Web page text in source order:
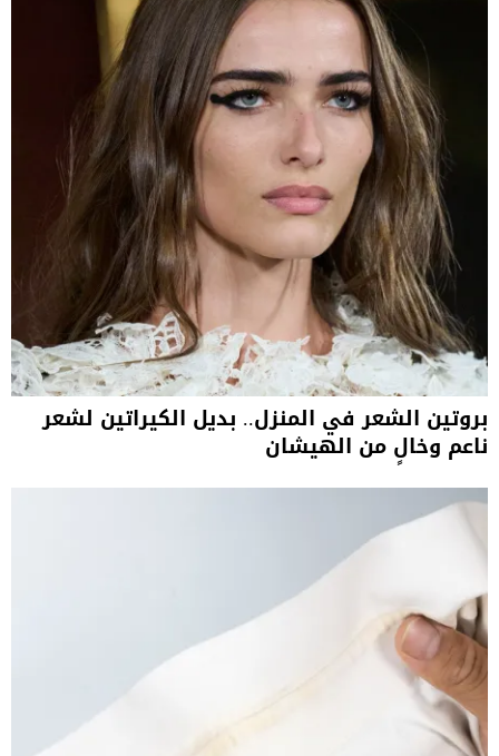
بروتين الشعر في المنزل.. بديل الكيراتين لشعر
ناعم وخالٍ من الهيشان